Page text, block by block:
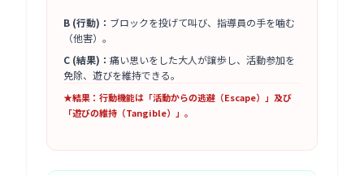
B (行動)： ブロックを投げて叫び、指導員の手を噛む
（他害）。
C (結果)： 痛い思いをした大人が譲歩し、活動参加を
免除、遊びを維持できる。
★結果：行動機能は「活動からの逃避（Escape）」及び
「遊びの維持（Tangible）」。